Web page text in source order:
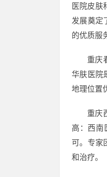
医院皮肤
发展奠定
的优质服
重庆
华肤医院
地理位置
重庆
高：西南
可。专家
和治疗。